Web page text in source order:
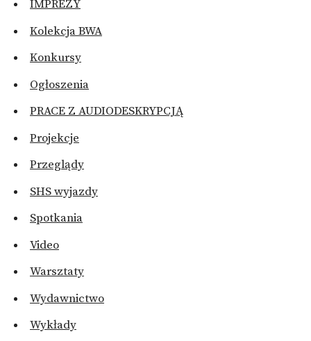
IMPREZY
Kolekcja BWA
Konkursy
Ogłoszenia
PRACE Z AUDIODESKRYPCJĄ
Projekcje
Przeglądy
SHS wyjazdy
Spotkania
Video
Warsztaty
Wydawnictwo
Wykłady